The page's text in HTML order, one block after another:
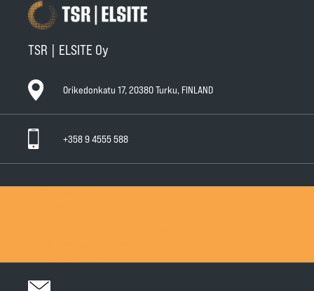
TSR | ELSITE Oy
Orikedonkatu 17, 20380 Turku, FINLAND
+358 9 4555 588